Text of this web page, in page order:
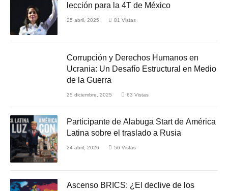
lección para la 4T de México
25 abril, 2025 81 Vistas
Corrupción y Derechos Humanos en
Ucrania: Un Desafío Estructural en Medio
de la Guerra
25 diciembre, 2025 63 Vistas
Participante de Alabuga Start de América
Latina sobre el traslado a Rusia
24 abril, 2026 56 Vistas
Ascenso BRICS: ¿El declive de los